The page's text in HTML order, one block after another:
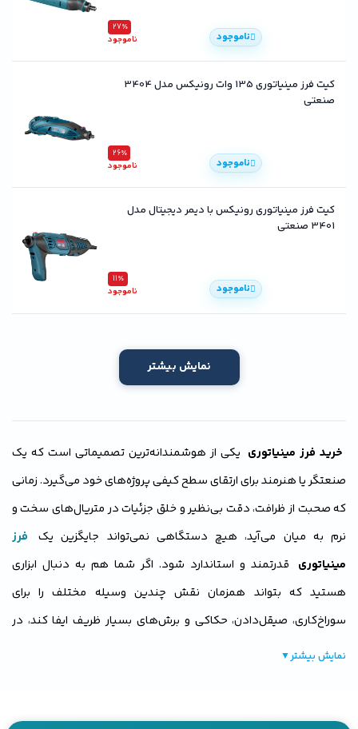
27٪
ناموجود ناموجود
کیت فرز مینیاتوری 135 وات رونیکس مدل 3404
صنعتی
26٪
ناموجود ناموجود
کیت فرز مینیاتوری رونیکس با دیمر دیجیتال مدل
3401 صنعتی
11٪
ناموجود ناموجود
نمایش بیشتر
خرید فرز مینیاتوری یکی از هوشمندانه‌ترین تصمیماتی است که یک
صنعتگر یا هنرمند برای ارتقای سطح کیفی پروژه‌های خود می‌گیرد. زمانی
که صحبت از ظرافت، دقت بی‌نظیر و خلق جزئیات در متریال‌های سخت و
نرم به میان می‌آید، هیچ دستگاهی نمی‌تواند جایگزین یک
فرز
مینیاتوری قدرتمند و استاندارد شود. اگر شما هم به دنبال ابزاری
هستید که بتواند همزمان نقش چندین وسیله مختلف را برای
سوراخ‌کاری، صیقل‌دادن، حکاکی و برش‌های بسیار ظریف ایفا کند، در
جای درستی هستید. ما در پارین صنعت با بررسی دقیق بازار و
نمایش بیشتر▼